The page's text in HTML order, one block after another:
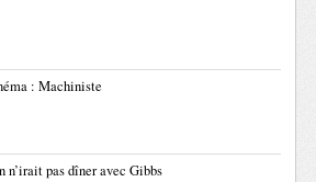
: Machiniste
n’irait pas dîner avec Gibbs